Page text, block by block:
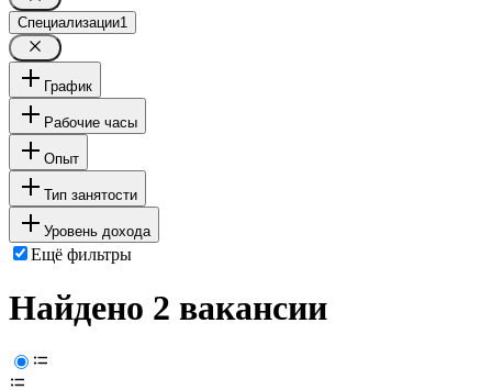
Специализации1
График
Рабочие часы
Опыт
Тип занятости
Уровень дохода
Ещё фильтры
Найдено 2 вакансии